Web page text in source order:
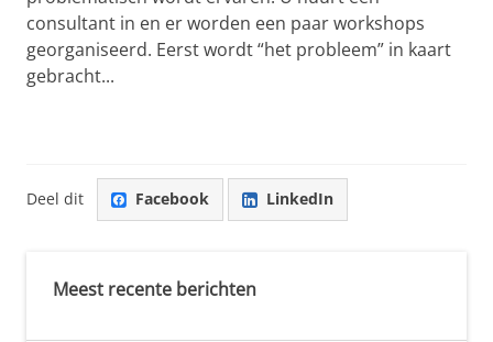
consultant in en er worden een paar workshops
georganiseerd. Eerst wordt “het probleem” in kaart
gebracht...
Deel dit Facebook LinkedIn
Meest recente berichten